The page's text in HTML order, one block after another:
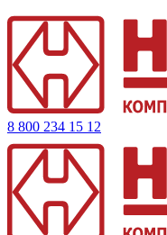
8 800 234 15 12